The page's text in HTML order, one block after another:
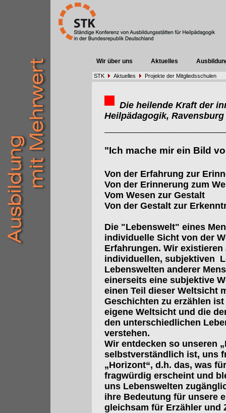
Wir über uns Aktuelles
STK Aktuelles Projekte der Mitgliedsschulen
Die heilende Kraft der
Heilpädagogik, Ravensburg
"Ich mache mir ein Bild
Von der Erfahrung zur
Von der Erinnerung zum
Vom Wesen zur Gestalt
Von der Gestalt zur
Die "Lebenswelt" eines
individuelle Sicht von der
Erfahrungen. Wir
individuellen, subjektiven
Lebenswelten anderer
einerseits eine subjektive
einen Teil dieser Weltsicht
Geschichten zu erzählen
eigene Weltsicht und die
den unterschiedlichen
verstehen.
Wir entdecken so unseren
selbstverständlich ist, uns
„Horizont“, d.h. das, was
fragwürdig erscheint und
uns Lebenswelten
ihre Bedeutung für unsere
gleichsam für Erzähler und